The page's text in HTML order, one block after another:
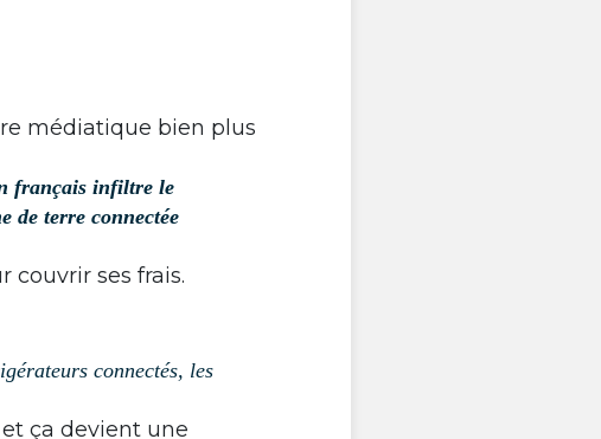
médiatique bien plus
français infiltre le
de terre connectée
couvrir ses frais.
connectés, les
ça devient une